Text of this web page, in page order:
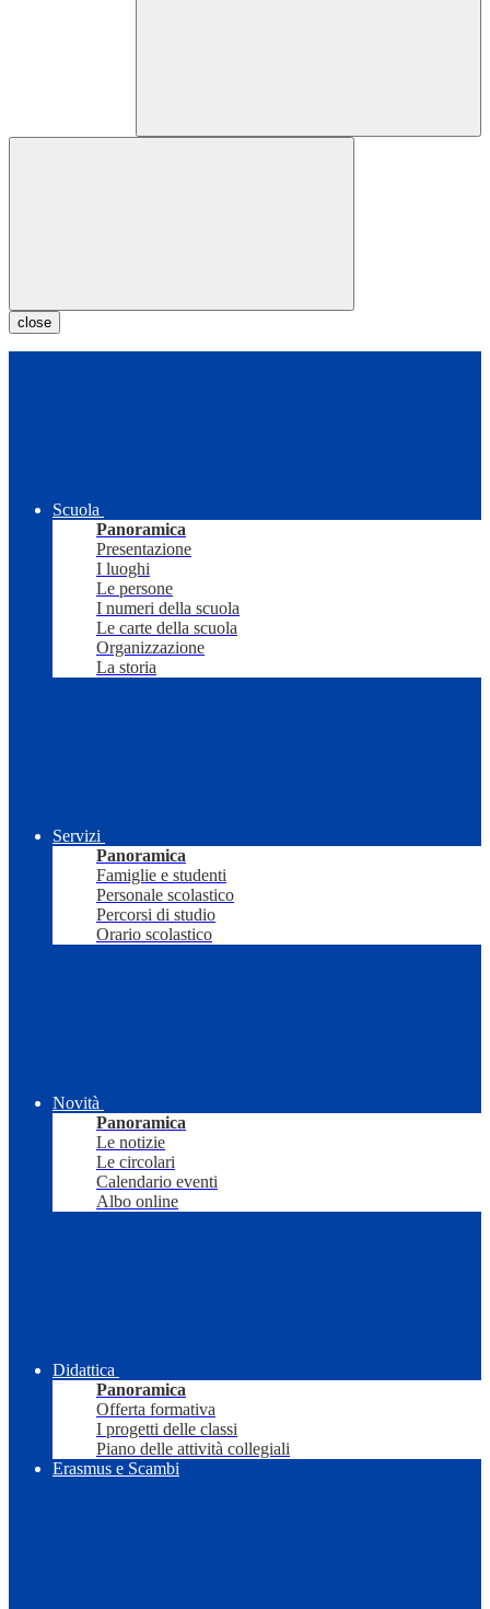
close
Scuola
Panoramica
Presentazione
I luoghi
Le persone
I numeri della scuola
Le carte della scuola
Organizzazione
La storia
Servizi
Panoramica
Famiglie e studenti
Personale scolastico
Percorsi di studio
Orario scolastico
Novità
Panoramica
Le notizie
Le circolari
Calendario eventi
Albo online
Didattica
Panoramica
Offerta formativa
I progetti delle classi
Piano delle attività collegiali
Erasmus e Scambi